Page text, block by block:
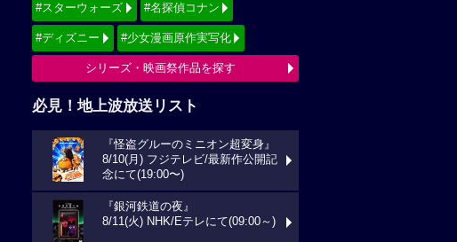
#スターウォーズ #名探偵コナン
#ディズニー #少女漫画原作実写化
シリーズ・映画祭作品を探す
必見！地上波放送リスト
『怪盗グルーのミニオン超変身』
8/10(月) フジテレビ/最新作公開記
念にて(19:00〜)
『銀河鉄道の夜』
8/11(火) NHK/Eテレにて(09:00～)